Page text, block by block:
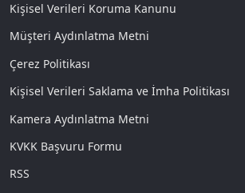
Kişisel Verileri Koruma Kanunu
Müşteri Aydınlatma Metni
Çerez Politikası
Kişisel Verileri Saklama ve İmha Politikası
Kamera Aydınlatma Metni
KVKK Başvuru Formu
RSS